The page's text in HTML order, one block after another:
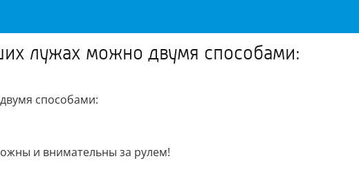
лужах можно двумя способами:
способами:
и внимательны за рулем!